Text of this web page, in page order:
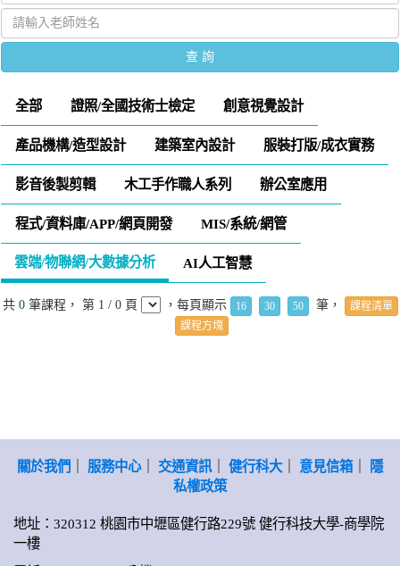
全部 證照/全國技術士檢定 創意視覺設計
產品機構/造型設計 建築室內設計 服裝打版/成衣實務
影音後製剪輯 木工手作職人系列 辦公室應用
程式/資料庫/APP/網頁開發 MIS/系統/網管
雲端/物聯網/大數據分析 AI人工智慧
共 0筆課程， 第 1 / 0 頁 ，每頁顯示 16 30 50 筆，
課程清單
課程方塊
關於我們 服務中心｜ 交通資訊｜ 健行科大｜ 意見信箱｜
隱
私權政策
地址：320312 桃園市中壢區健行路229號 健行科技大學-商學院
一樓